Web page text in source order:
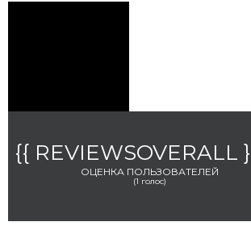
{{ REVIEWSOVERALL
ОЦЕНКА ПОЛЬЗОВАТЕЛЕЙ
(1 голос)